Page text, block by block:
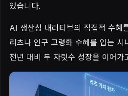
있습니다.
AI 생산성 내러티브의 직접적 수혜
리츠나 인구 고령화 수혜를 입는 시
전년 대비 두 자릿수 성장을 이어가